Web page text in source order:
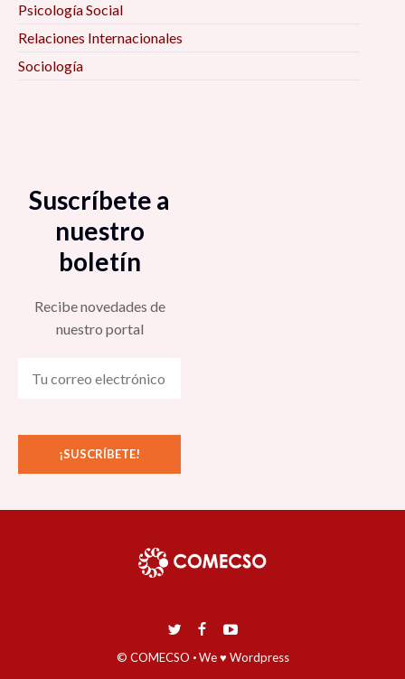
Psicología Social
Relaciones Internacionales
Sociología
Suscríbete a
nuestro
boletín
Recibe novedades de
nuestro portal
© COMECSO ·We ♥ Wordpress